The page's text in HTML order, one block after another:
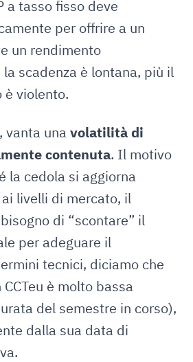
a tasso fisso deve
per offrire a un
un rendimento
scadenza è lontana, più il
è violento.
vanta una volatilità di
contenuta. Il motivo
la cedola si aggiorna
livelli di mercato, il
di “scontare” il
per adeguare il
tecnici, diciamo che
CCTeu è molto bassa
del semestre in corso),
dalla sua data di